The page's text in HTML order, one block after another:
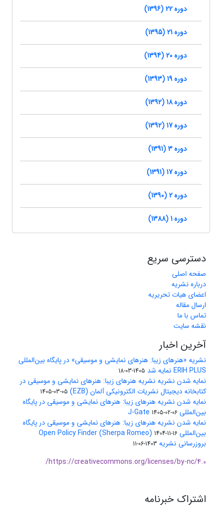
دوره 22 (1396)
دوره 21 (1395)
دوره 20 (1394)
دوره 19 (1393)
دوره 18 (1392)
دوره 17 (1392)
دوره 3 (1391)
دوره 17 (1391)
دوره 2 (1390)
دوره 1 (1388)
دسترسی سریع
صفحه اصلی
درباره نشریه
اعضای هیات تحریریه
ارسال مقاله
تماس با ما
نقشه سایت
آخرین اخبار
نشریه «هنرهای زیبا: هنرهای نمایشی و موسیقی» در پایگاه بین‌المللی
ERIH PLUS نمایه شد
1405-03-18
نمایه شدن نشریه نشریه هنرهای زیبا: هنرهای نمایشی و موسیقی در
کتابخانه دیجیتال نشریات الکترونیکی آلمان (EZB)
1405-03-05
نمایه شدن نشریه هنرهای زیبا: هنرهای نمایشی و موسیقی در پایگاه
بین‌المللی J-Gate 1405-02-06
نمایه شدن نشریه هنرهای زیبا: هنرهای نمایشی و موسیقی در پایگاه
بین‌المللی Open Policy Finder (Sherpa Romeo) 1404-11-16
بروزرسانی نشریه 1403-06-11
https://creativecommons.org/licenses/by-nc/4.0/
اشتراک خبرنامه